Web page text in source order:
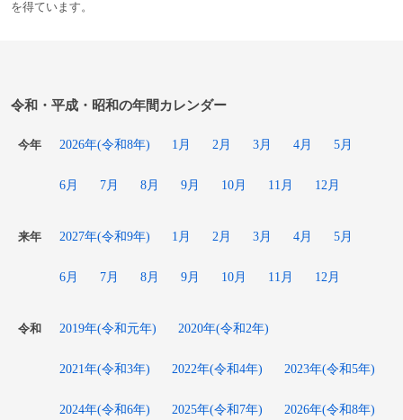
を得ています。
令和・平成・昭和の年間カレンダー
今年 2026年(令和8年) 1月 2月 3月 4月 5月
6月 7月 8月 9月 10月 11月 12月
来年 2027年(令和9年) 1月 2月 3月 4月 5月
6月 7月 8月 9月 10月 11月 12月
令和 2019年(令和元年) 2020年(令和2年)
2021年(令和3年) 2022年(令和4年) 2023年(令和5年)
2024年(令和6年) 2025年(令和7年) 2026年(令和8年)